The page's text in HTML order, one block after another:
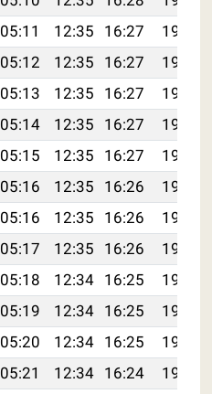
05:11 12:35 16:27
19:48
05:12 12:35 16:27
19:47
05:13 12:35 16:27
19:47
05:14 12:35 16:27
19:46
05:15 12:35 16:27
19:45
05:16 12:35 16:26
19:44
05:16 12:35 16:26
19:43
05:17 12:35 16:26
19:42
05:18 12:34 16:25
19:41
05:19 12:34 16:25
19:40
05:20 12:34 16:25
19:39
05:21 12:34 16:24
19:37